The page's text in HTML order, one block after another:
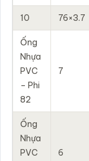
10 76×3.7
Ống
Nhựa
PVC
– Phi
82
7
Ống
Nhựa
PVC
6